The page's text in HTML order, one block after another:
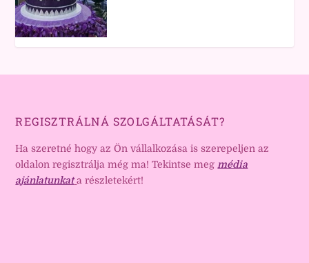
REGISZTRÁLNÁ SZOLGÁLTATÁSÁT?
Ha szeretné hogy az Ön vállalkozása is szerepeljen az
oldalon regisztrálja még ma! Tekintse megmédia
ajánlatunkat a részletekért!